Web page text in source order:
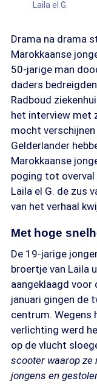
Laila el G.
Drama na drama
Marokkaanse
50-jarige man
daders
Radboud
het interview met
mocht
Gelderlander
Marokkaanse
poging tot overval
Laila el G. de zus
van het verhaal
Met hoge
De 19-jarige
broertje van Laila
aangeklaagd voor
januari gingen de
centrum. Wegens
verlichting werd
op de vlucht
scooter waarop ze
jongens en